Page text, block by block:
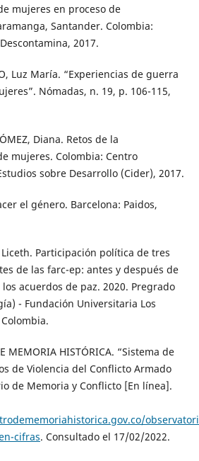
mujeres en proceso de
Santander. Colombia:
2017.
Luz María. “Experiencias de guerra
Nómadas, n. 19, p. 106-115,
Diana. Retos de la
mujeres. Colombia: Centro
sobre Desarrollo (Cider), 2017.
el género. Barcelona: Paidos,
Liceth. Participación política de tres
de las farc-ep: antes y después de
acuerdos de paz. 2020. Pregrado
- Fundación Universitaria Los
MEMORIA HISTÓRICA. “Sistema de
de Violencia del Conflicto Armado
de Memoria y Conflicto [En línea].
cifras. Consultado el 17/02/2022.